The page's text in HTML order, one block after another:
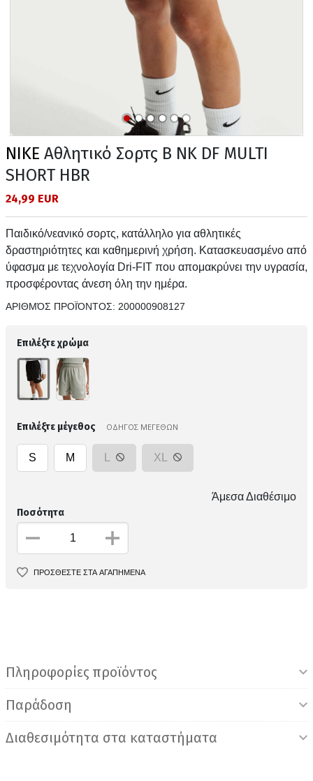
NIKE Αθλητικό Σορτς B NK DF MULTI
SHORT HBR
24,99 EUR
Παιδικό/νεανικό σορτς, κατάλληλο για αθλητικές
δραστηριότητες και καθημερινή χρήση. Κατασκευασμένο από
ύφασμα με τεχνολογία Dri-FIT που απομακρύνει την υγρασία,
προσφέροντας άνεση όλη την ημέρα.
ΑΡΙΘΜΌΣ ΠΡΟΪΌΝΤΟΣ: 200000908127
Επιλέξτε χρώμα
Επιλέξτε μέγεθος ΟΔΗΓΟΣ ΜΕΓΕΘΩΝ
S M XL
Άμεσα Διαθέσιμο
Ποσότητα
ΠΡΟΣΘΕΣΤΕ ΣΤΑ ΑΓΑΠΗΜΕΝΑ
Πληροφορίες προϊόντος
Παράδοση
Διαθεσιμότητα στα καταστήματα